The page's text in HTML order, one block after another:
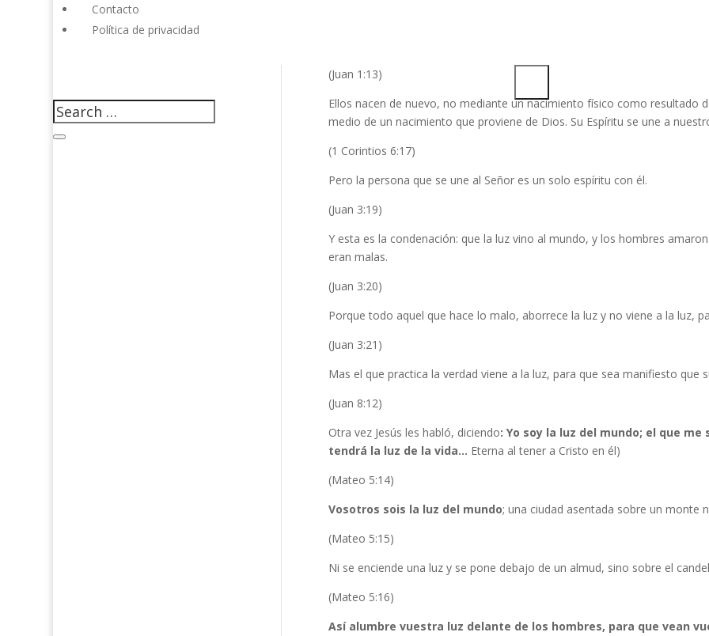
Contacto
Política de privacidad
(Juan 1:13)
Ellos nacen de nuevo, no mediante un nacimiento físico como resultado
medio de un nacimiento que proviene de Dios. Su Espíritu se une a
(1 Corintios 6:17)
Pero la persona que se une al Señor es un solo espíritu con él.
(Juan 3:19)
Y esta es la condenación: que la luz vino al mundo, y los hombres
eran malas.
(Juan 3:20)
Porque todo aquel que hace lo malo, aborrece la luz y no viene a la luz,
(Juan 3:21)
Mas el que practica la verdad viene a la luz, para que sea manifiesto que
(Juan 8:12)
Otra vez Jesús les habló, diciendo: Yo soy la luz del mundo; el que me
tendrá la luz de la vida… Eterna al tener a Cristo en él)
(Mateo 5:14)
Vosotros sois la luz del mundo; una ciudad asentada sobre un monte
(Mateo 5:15)
Ni se enciende una luz y se pone debajo de un almud, sino sobre el
(Mateo 5:16)
Así alumbre vuestra luz delante de los hombres, para que vean